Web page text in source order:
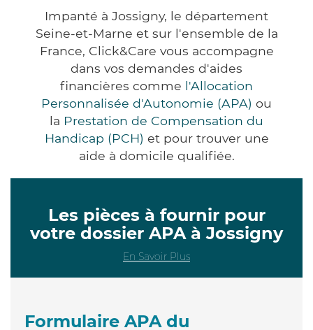
Impanté à Jossigny, le département
Seine-et-Marne et sur l'ensemble de la
France, Click&Care vous accompagne
dans vos demandes d'aides
financières comme l'Allocation
Personnalisée d'Autonomie (APA) ou
la Prestation de Compensation du
Handicap (PCH) et pour trouver une
aide à domicile qualifiée.
Les pièces à fournir pour
votre dossier APA à Jossigny
En Savoir Plus
Formulaire APA du